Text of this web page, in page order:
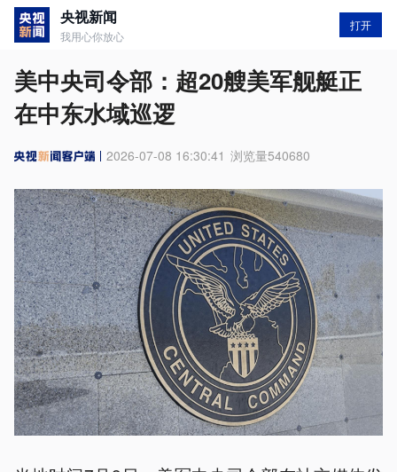
央视新闻
我用心你放心
打开
美中央司令部：超20艘美军舰艇正
在中东水域巡逻
2026-07-08 16:30:41 浏览量540680